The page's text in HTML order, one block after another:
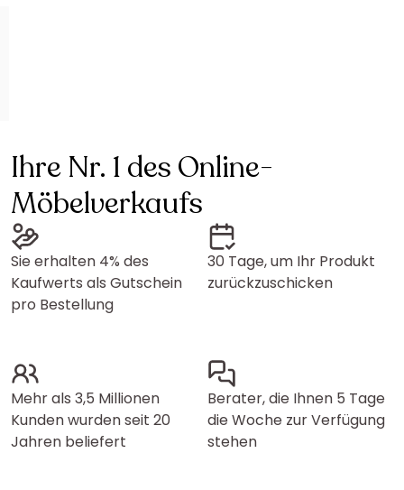
Ihre Nr. 1 des Online-
Möbelverkaufs
Sie erhalten 4% des
Kaufwerts als Gutschein
pro Bestellung
30 Tage, um Ihr Produkt
zurückzuschicken
Mehr als 3,5 Millionen
Kunden wurden seit 20
Jahren beliefert
Berater, die Ihnen 5 Tage
die Woche zur Verfügung
stehen